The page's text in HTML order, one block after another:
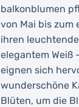
balkonblumen
von Mai bis zum
ihren
elegantem Weiß
eignen sich
wunderschöne
Blüten, um die